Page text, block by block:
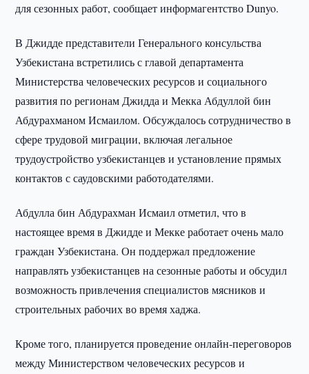
для сезонных работ, сообщает информагентство Dunyo.
В Джидде представители Генерального консульства
Узбекистана встретились с главой департамента
Министерства человеческих ресурсов и социального
развития по регионам Джидда и Мекка Абдуллой бин
Абдурахманом Исмаилом. Обсуждалось сотрудничество в
сфере трудовой миграции, включая легальное
трудоустройство узбекистанцев и установление прямых
контактов с саудовскими работодателями.
Абдулла бин Абдурахман Исмаил отметил, что в
настоящее время в Джидде и Мекке работает очень мало
граждан Узбекистана. Он поддержал предложение
направлять узбекистанцев на сезонные работы и обсудил
возможность привлечения специалистов мясников и
строительных рабочих во время хаджа.
Кроме того, планируется проведение онлайн-переговоров
между Министерством человеческих ресурсов и